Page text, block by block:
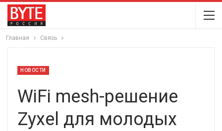
Главная Связь
НОВОСТИ
WiFi mesh-решение
Zyxel для молодых